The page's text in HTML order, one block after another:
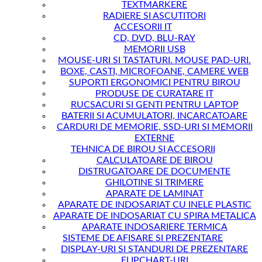
TEXTMARKERE
RADIERE SI ASCUTITORI
ACCESORII IT
CD, DVD, BLU-RAY
MEMORII USB
MOUSE-URI SI TASTATURI. MOUSE PAD-URI.
BOXE, CASTI, MICROFOANE, CAMERE WEB
SUPORTI ERGONOMICI PENTRU BIROU
PRODUSE DE CURATARE IT
RUCSACURI SI GENTI PENTRU LAPTOP
BATERII SI ACUMULATORI, INCARCATOARE
CARDURI DE MEMORIE, SSD-URI SI MEMORII
EXTERNE
TEHNICA DE BIROU SI ACCESORII
CALCULATOARE DE BIROU
DISTRUGATOARE DE DOCUMENTE
GHILOTINE SI TRIMERE
APARATE DE LAMINAT
APARATE DE INDOSARIAT CU INELE PLASTIC
APARATE DE INDOSARIAT CU SPIRA METALICA
APARATE INDOSARIERE TERMICA
SISTEME DE AFISARE SI PREZENTARE
DISPLAY-URI SI STANDURI DE PREZENTARE